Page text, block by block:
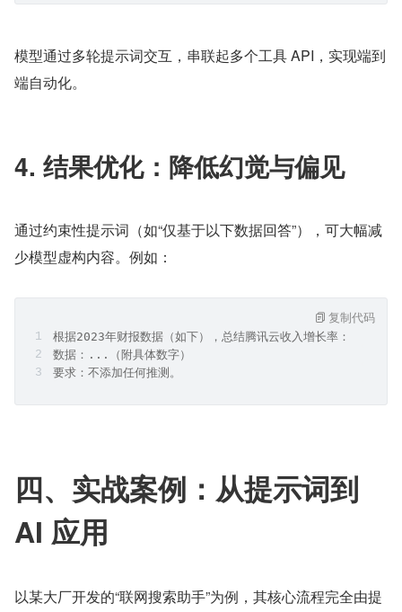
模型通过多轮提示词交互，串联起多个工具 API，实现端到
端自动化。
4. 结果优化：降低幻觉与偏见
通过约束性提示词（如“仅基于以下数据回答”），可大幅减
少模型虚构内容。例如：
根据2023年财报数据（如下），总结腾讯云收入增长率：
数据：...（附具体数字）
要求：不添加任何推测。
复制代码
四、实战案例：从提示词到
AI 应用
以某大厂开发的“联网搜索助手”为例，其核心流程完全由提